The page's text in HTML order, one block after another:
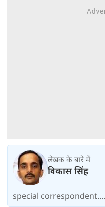
लेखक के बारे में
विकास सिंह
special correspondent....